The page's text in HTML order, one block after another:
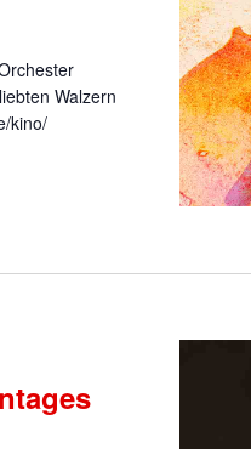
Walzern
kino/